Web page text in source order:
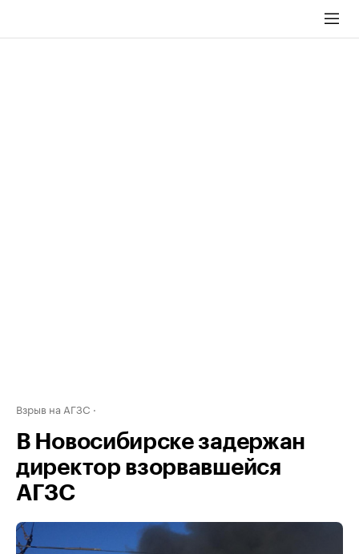
Взрыв на АГЗС
В Новосибирске задержан
директор взорвавшейся
АГЗС